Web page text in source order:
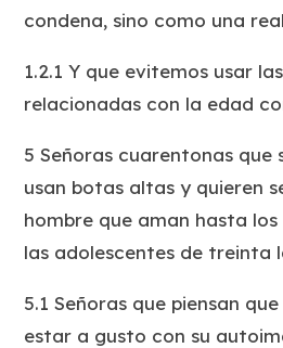
condena, sino como una
1.2.1 Y que evitemos usar
relacionadas con la edad
5 Señoras cuarentonas que
usan botas altas y quieren
hombre que aman hasta
las adolescentes de treinta
5.1 Señoras que piensan
estar a gusto con su